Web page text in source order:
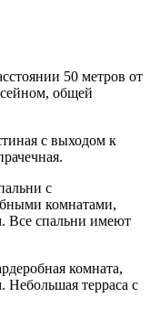
50 метров от
общей
с выходом к
с
комнатами,
Все спальни имеют
комната,
Небольшая терраса с